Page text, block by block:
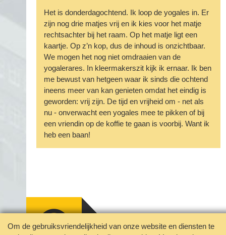
Het is donderdagochtend. Ik loop de yogales in. Er
zijn nog drie matjes vrij en ik kies voor het matje
rechtsachter bij het raam. Op het matje ligt een
kaartje. Op z’n kop, dus de inhoud is onzichtbaar.
We mogen het nog niet omdraaien van de
yogalerares. In kleermakerszit kijk ik ernaar. Ik ben
me bewust van hetgeen waar ik sinds die ochtend
ineens meer van kan genieten omdat het eindig is
geworden: vrij zijn. De tijd en vrijheid om - net als
nu - onverwacht een yogales mee te pikken of bij
een vriendin op de koffie te gaan is voorbij. Want ik
heb een baan!
Jouw privacy geborgd
Om de gebruiksvriendelijkheid van onze website en diensten te